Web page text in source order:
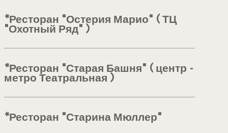
*Ресторан "Остерия Марио" ( ТЦ
"Охотный Ряд" )
*Ресторан "Старая Башня" ( центр -
метро Театральная )
*Ресторан "Старина Мюллер"